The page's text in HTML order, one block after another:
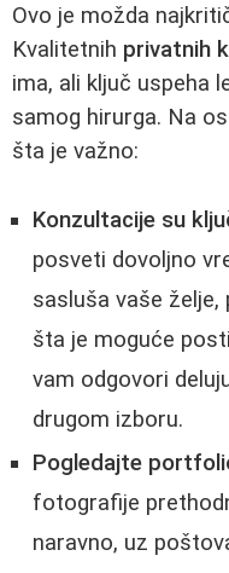
Ovo je možda
Kvalitetnih privatnih
ima, ali ključ uspeha
samog hirurga. Na
šta je važno:
Konzultacije su
posveti dovoljno
sasluša vaše želje,
šta je moguće
vam odgovori
drugom izboru.
Pogledajte
fotografije
naravno, uz